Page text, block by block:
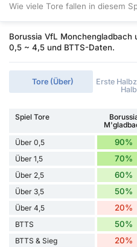
Wie viele Tore fallen in diesem
Borussia VfL
0,5 ~ 4,5 und BTTS-Daten.
Tore (Über)
Erste
Spiel Tore
Über 0,5 90%
Über 1,5 70%
Über 2,5 60%
Über 3,5 50%
Über 4,5 20%
BTTS 50%
BTTS & Sieg 20%